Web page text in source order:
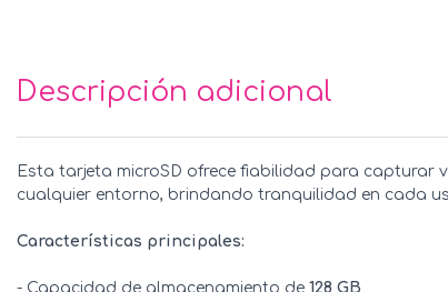
Descripción adicional
Esta tarjeta microSD ofrece fiabilidad para capturar
cualquier entorno, brindando tranquilidad en cada
Características principales:
- Capacidad de almacenamiento de 128 GB